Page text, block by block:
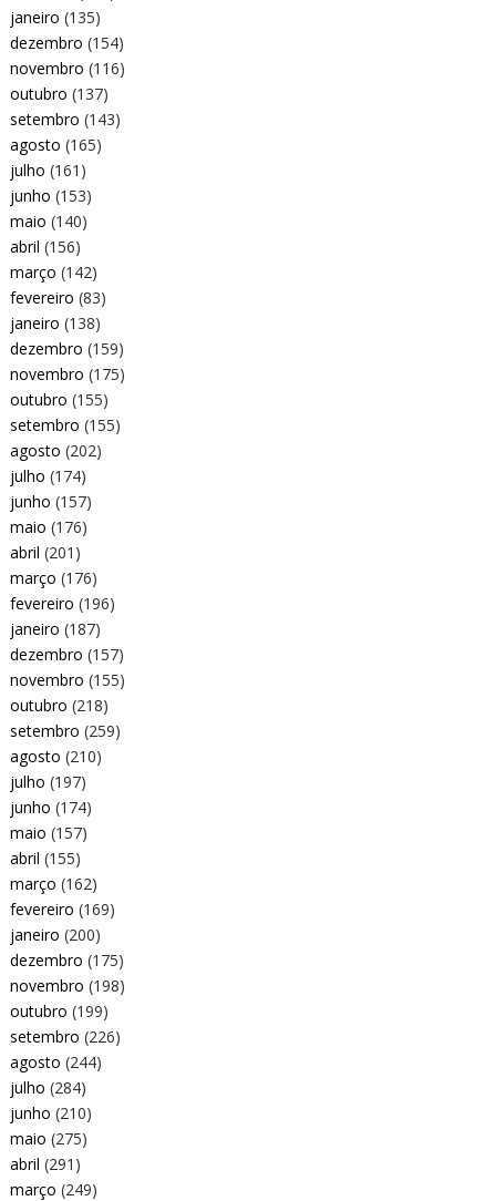
janeiro (135)
dezembro (154)
novembro (116)
outubro (137)
setembro (143)
agosto (165)
julho (161)
junho (153)
maio (140)
abril (156)
março (142)
fevereiro (83)
janeiro (138)
dezembro (159)
novembro (175)
outubro (155)
setembro (155)
agosto (202)
julho (174)
junho (157)
maio (176)
abril (201)
março (176)
fevereiro (196)
janeiro (187)
dezembro (157)
novembro (155)
outubro (218)
setembro (259)
agosto (210)
julho (197)
junho (174)
maio (157)
abril (155)
março (162)
fevereiro (169)
janeiro (200)
dezembro (175)
novembro (198)
outubro (199)
setembro (226)
agosto (244)
julho (284)
junho (210)
maio (275)
abril (291)
março (249)